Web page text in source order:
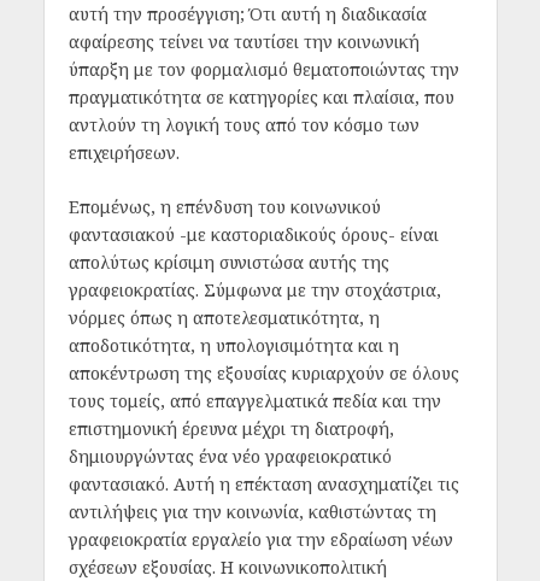
αυτή την προσέγγιση; Ότι αυτή η διαδικασία
αφαίρεσης τείνει να ταυτίσει την κοινωνική
ύπαρξη με τον φορμαλισμό θεματοποιώντας την
πραγματικότητα σε κατηγορίες και πλαίσια, που
αντλούν τη λογική τους από τον κόσμο των
επιχειρήσεων.
Επομένως, η επένδυση του κοινωνικού
φαντασιακού -με καστοριαδικούς όρους- είναι
απολύτως κρίσιμη συνιστώσα αυτής της
γραφειοκρατίας. Σύμφωνα με την στοχάστρια,
νόρμες όπως η αποτελεσματικότητα, η
αποδοτικότητα, η υπολογισιμότητα και η
αποκέντρωση της εξουσίας κυριαρχούν σε όλους
τους τομείς, από επαγγελματικά πεδία και την
επιστημονική έρευνα μέχρι τη διατροφή,
δημιουργώντας ένα νέο γραφειοκρατικό
φαντασιακό. Αυτή η επέκταση ανασχηματίζει τις
αντιλήψεις για την κοινωνία, καθιστώντας τη
γραφειοκρατία εργαλείο για την εδραίωση νέων
σχέσεων εξουσίας. Η κοινωνικοπολιτική